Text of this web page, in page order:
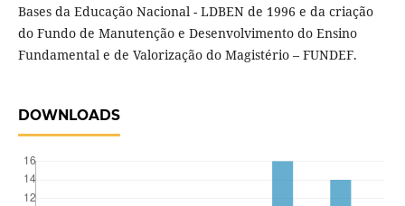
Bases da Educação Nacional - LDBEN de 1996 e da criação
do Fundo de Manutenção e Desenvolvimento do Ensino
Fundamental e de Valorização do Magistério – FUNDEF.
DOWNLOADS